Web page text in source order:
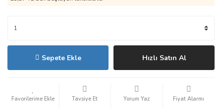
Sepete Ekle Hızlı Satın Al
Tavsiye Et Yorum Yaz Fiyat Alarmı